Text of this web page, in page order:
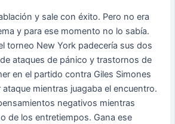
y sale con éxito. Pero no era
y para ese momento no lo sabía.
torneo New York padecería sus dos
ataques de pánico y trastornos de
en el partido contra Giles Simones
mientras juagaba el encuentro.
negativos mientras
de los entretiempos. Gana ese